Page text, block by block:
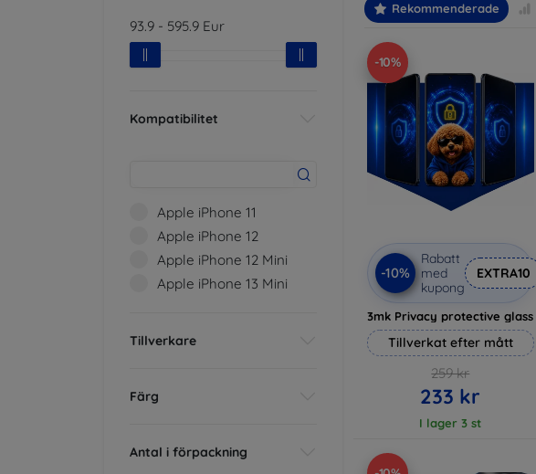
93.9 - 595.9 Eur
Kompatibilitet
Apple iPhone 11
Apple iPhone 12
Apple iPhone 12 Mini
Apple iPhone 13 Mini
Tillverkare
Färg
Antal i förpackning
Rekommenderade
-10%
-10%
Rabatt
med
kupong
EXTRA10
3mk Privacy protective glass
Tillverkat efter mått
259 kr
233 kr
I lager 3 st